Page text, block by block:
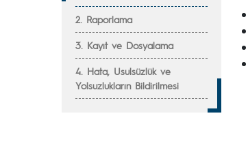
2. Raporlama
3. Kayıt ve Dosyalama
4. Hata, Usulsüzlük ve
Yolsuzlukların Bildirilmesi